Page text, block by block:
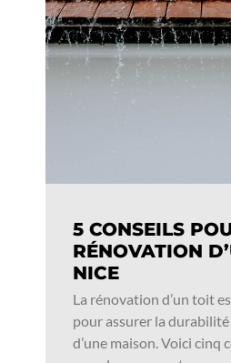
5 CONSEILS
RÉNOVATION
NICE
La rénovation d’un toit
pour assurer la
d’une maison. Voici cinq